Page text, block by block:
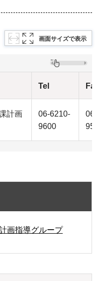
画面サイズで表示
Tel Fax
計画
06-6210-
9600
06-
画指導グループ